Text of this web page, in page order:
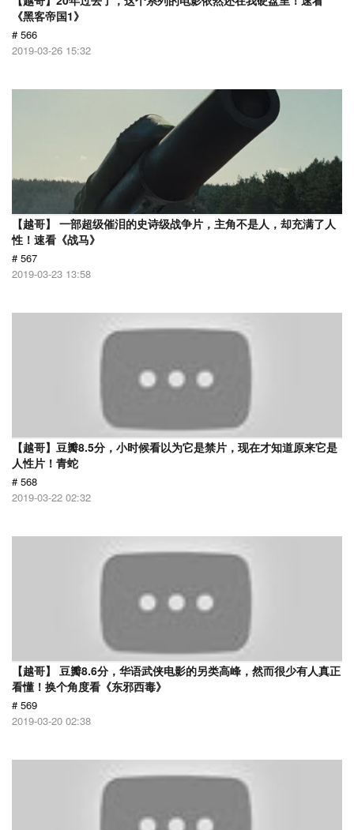
《黑客帝国1》
# 566
2019-03-26 15:32
【越哥】 一部超级催泪的史诗级战争片，主角不是人，却充满了人
性！速看《战马》
# 567
2019-03-23 13:58
【越哥】豆瓣8.5分，小时候看以为它是禁片，现在才知道原来它是
人性片！青蛇
# 568
2019-03-22 02:32
【越哥】 豆瓣8.6分，华语武侠电影的另类高峰，然而很少有人真正
看懂！换个角度看《东邪西毒》
# 569
2019-03-20 02:38